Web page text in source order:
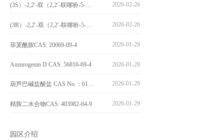
2026-02-26
2026-02-26
荜茇酰胺CAS: 20069-09-4 2026-01-29
Anzurogenin D CAS: 56816-69-4 2026-01-29
2026-01-29
精胺二水合物CAS: 403982-64-9 2026-01-29
园区介绍